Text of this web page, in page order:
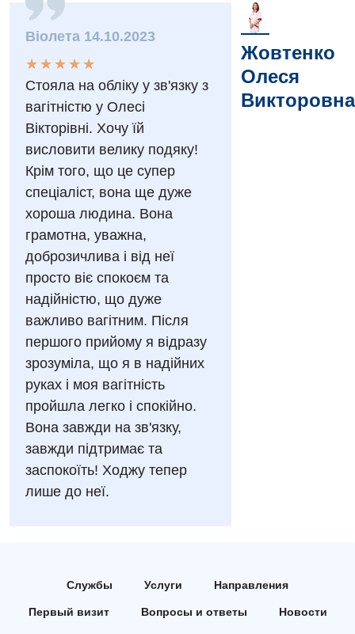
Вакансии
Мероприятия БПР
Бесплатные операции
Энциклопедия
Программа лояльности
Отзывы
Видео
Диагностика
Ангиографические исследования
Диагностическое отделение
Магнитно-резонансная томография
Маммография
Нейросонография
Рентгенография
УЗИ
Для взрослых
Акушерство и гинекология
Аллергология, иммунология
Андрология
Бесплатные услуги
Гинекологическое отделение
Гинекологическое отделение
Диагностическое отделение
Дневной стационар
Онкологическое отделение
Отдел госпитализации
Отделение интенсивной терапии
Отделение неотложных состояний
Офтальмологическое отделение
Педиатрическое отделение
Скорая медицинская помощь
Терапевтическое отделение
Травматологическое отделение
Декларирование
Национальный скрининг здоровья 40+
Украинский
Русский
Віолета 14.10.2023
★
★
★
★
★
★ ★ ★ ★ ★
Стояла на обліку у зв'язку з
вагітністю у Олесі
Вікторівні. Хочу їй
висловити велику подяку!
Крім того, що це супер
спеціаліст, вона ще дуже
хороша людина. Вона
грамотна, уважна,
доброзичлива і від неї
просто віє спокоєм та
надійністю, що дуже
важливо вагітним. Після
першого прийому я відразу
зрозуміла, що я в надійних
руках і моя вагітність
пройшла легко і спокійно.
Вона завжди на зв'язку,
завжди підтримає та
заспокоїть! Ходжу тепер
лише до неї.
Жовтенко
Олеся
Викторовна
Службы Услуги Направления
Первый визит Вопросы и ответы Новости